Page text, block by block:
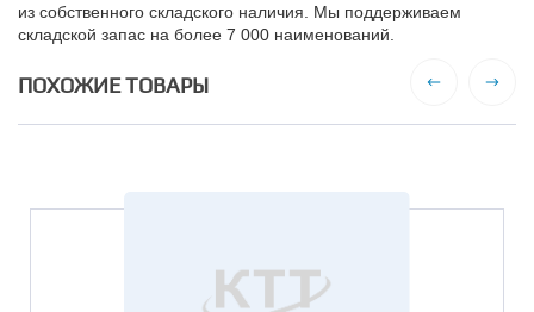
из собственного складского наличия. Мы поддерживаем
складской запас на более 7 000 наименований.
ПОХОЖИЕ ТОВАРЫ